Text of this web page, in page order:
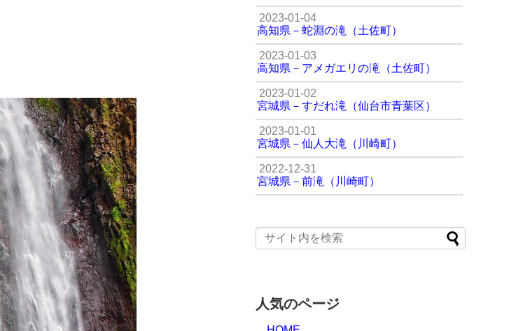
2023-01-04
高知県－蛇淵の滝（土佐町）
2023-01-03
高知県－アメガエリの滝（土佐町）
2023-01-02
宮城県－すだれ滝（仙台市青葉区）
2023-01-01
宮城県－仙人大滝（川崎町）
2022-12-31
宮城県－前滝（川崎町）
人気のページ